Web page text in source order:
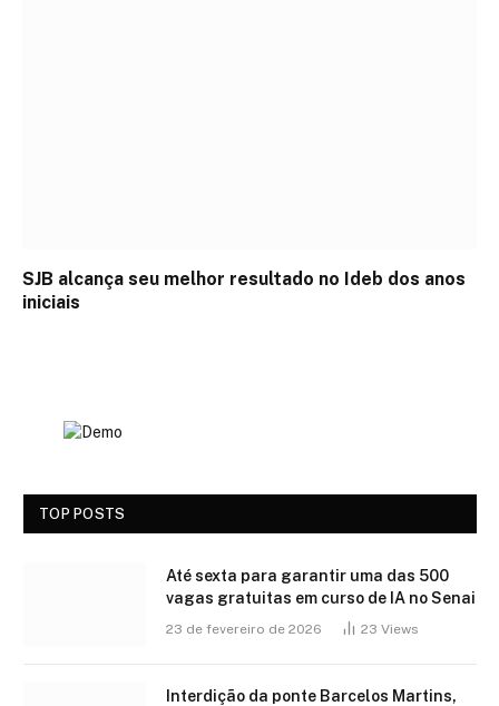
SJB alcança seu melhor resultado no Ideb dos anos
iniciais
TOP POSTS
Até sexta para garantir uma das 500
vagas gratuitas em curso de IA no Senai
23 de fevereiro de 2026 23 Views
Interdição da ponte Barcelos Martins,